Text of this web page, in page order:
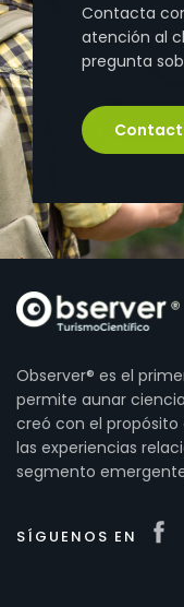
Contacta
atención al
pregunta
Observer® es el
permite aunar
creó con el
las experiencias
segmento
SÍGUENOS EN